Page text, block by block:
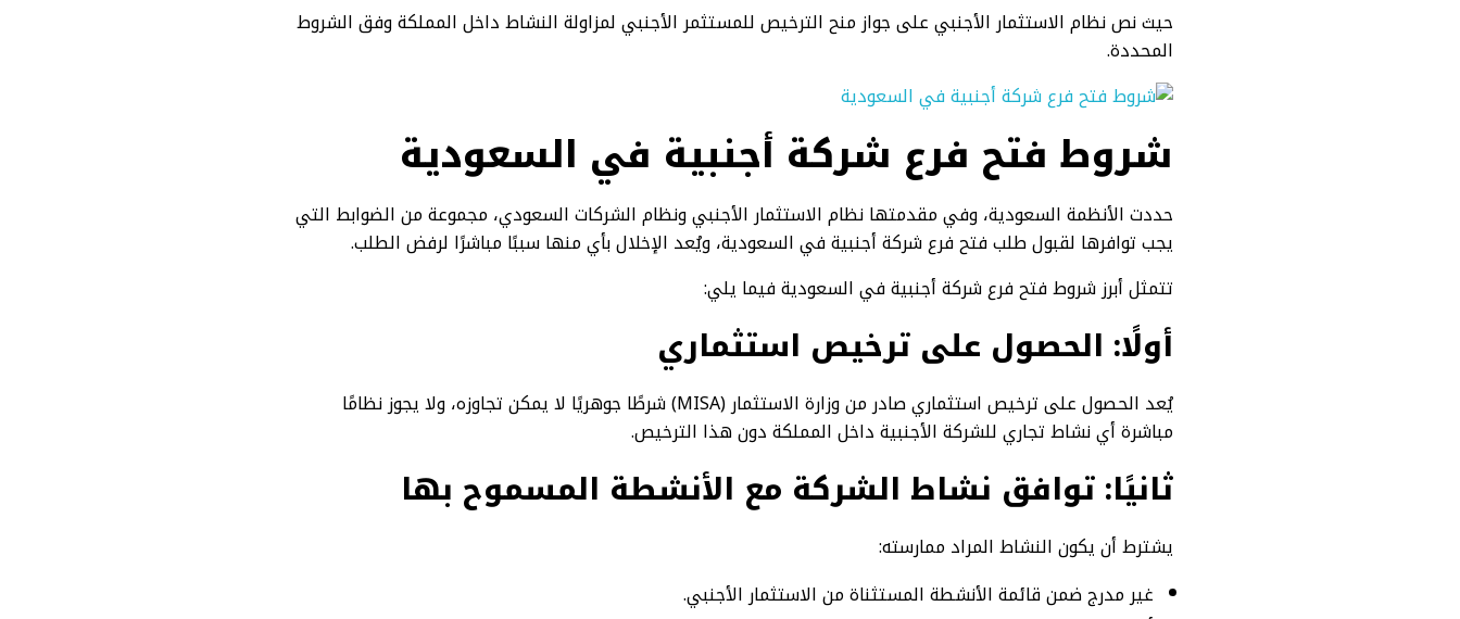
حيث نص نظام الاستثمار الأجنبي على جواز منح الترخيص للمستثمر الأجنبي لمزاولة النشاط داخل المملكة وفق الشروط
المحددة.
شروط فتح فرع شركة أجنبية في السعودية
حددت الأنظمة السعودية، وفي مقدمتها نظام الاستثمار الأجنبي ونظام الشركات السعودي، مجموعة من الضوابط التي
يجب توافرها لقبول طلب فتح فرع شركة أجنبية في السعودية، ويُعد الإخلال بأي منها سببًا مباشرًا لرفض الطلب.
تتمثل أبرز شروط فتح فرع شركة أجنبية في السعودية فيما يلي:
أولًا: الحصول على ترخيص استثماري
يُعد الحصول على ترخيص استثماري صادر من وزارة الاستثمار (MISA) شرطًا جوهريًا لا يمكن تجاوزه، ولا يجوز نظامًا
مباشرة أي نشاط تجاري للشركة الأجنبية داخل المملكة دون هذا الترخيص.
ثانيًا: توافق نشاط الشركة مع الأنشطة المسموح بها
يشترط أن يكون النشاط المراد ممارسته:
غير مدرج ضمن قائمة الأنشطة المستثناة من الاستثمار الأجنبي.